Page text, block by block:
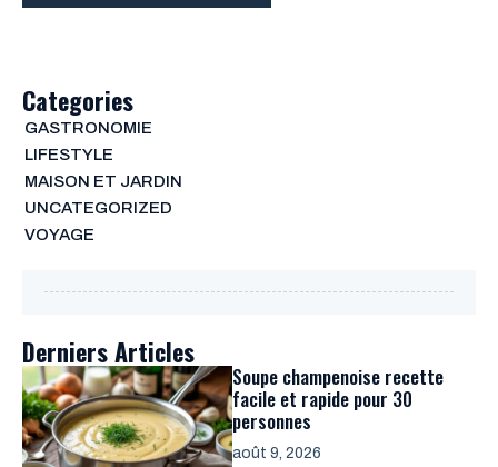
Categories
GASTRONOMIE
LIFESTYLE
MAISON ET JARDIN
UNCATEGORIZED
VOYAGE
Derniers Articles
Soupe champenoise recette
facile et rapide pour 30
personnes
août 9, 2026